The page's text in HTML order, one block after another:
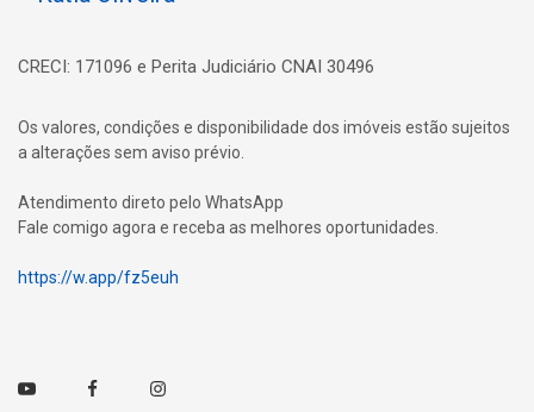
CRECI: 171096 e Perita Judiciário CNAI 30496
Os valores, condições e disponibilidade dos imóveis estão sujeitos
a alterações sem aviso prévio.
Atendimento direto pelo WhatsApp
Fale comigo agora e receba as melhores oportunidades.
https://w.app/fz5euh
Youtube FacebookInstagram